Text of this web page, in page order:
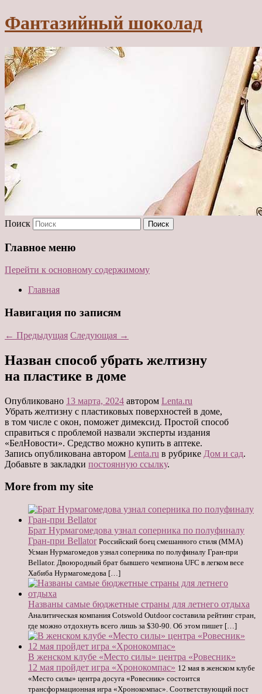
Фантазийный шоколад
Поиск
Главное меню
Перейти к основному содержимому
Главная
Навигация по записям
← Предыдущая Следующая →
Назван способ убрать желтизну
на пластике в доме
Опубликовано 13 марта, 2024 автором Lenta.ru
Убрать желтизну с пластиковых поверхностей в доме,
в том числе с окон, поможет димексид. Простой способ
справиться с проблемой назвали эксперты издания
«БелНовости». Средство можно купить в аптеке.
Запись опубликована автором Lenta.ru в рубрике Дом и сад.
Добавьте в закладки постоянную ссылку.
More from my site
Брат Нурмагомедова узнал соперника по полуфиналу
Гран-при Bellator Российский боец смешанного стиля (MMA)
Усман Нурмагомедов узнал соперника по полуфиналу Гран-при
Bellator. Двоюродный брат бывшего чемпиона UFC в легком весе
Хабиба Нурмагомедова […]
Названы самые бюджетные страны для летнего отдыха
Аналитическая компания Cotswold Outdoor составила рейтинг стран,
где можно отдохнуть всего лишь за $30-90. Об этом пишет […]
В женском клубе «Место силы» центра «Ровесник»
12 мая пройдет игра «Хронокомпас» 12 мая в женском клубе
«Место силы» центра досуга «Ровесник» состоится
трансформационная игра «Хронокомпас». Соответствующий пост